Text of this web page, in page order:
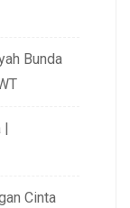
Bunda
Cinta